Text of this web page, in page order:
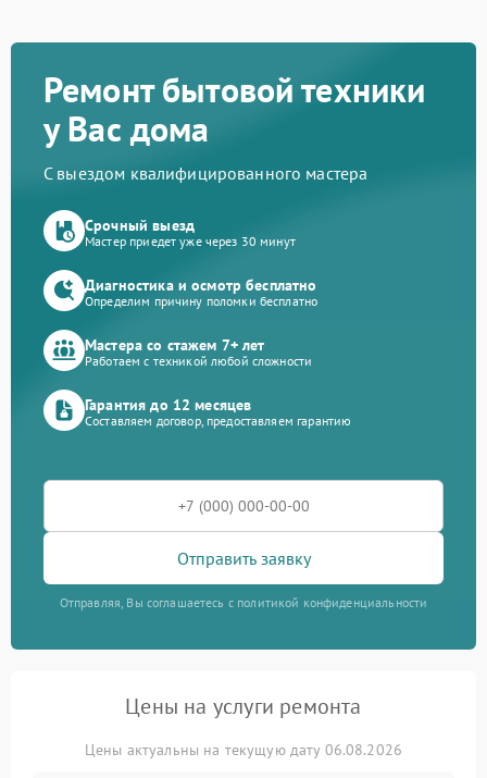
Ремонт бытовой техники
у Вас дома
С выездом квалифицированного мастера
Срочный выезд
Мастер приедет уже через 30 минут
Диагностика и осмотр бесплатно
Определим причину поломки бесплатно
Мастера со стажем 7+ лет
Работаем с техникой любой сложности
Гарантия до 12 месяцев
Составляем договор, предоставляем гарантию
Отправить заявку
Отправляя, Вы соглашаетесь с политикой конфиденциальности
Цены на услуги ремонта
Цены актуальны на текущую дату 06.08.2026